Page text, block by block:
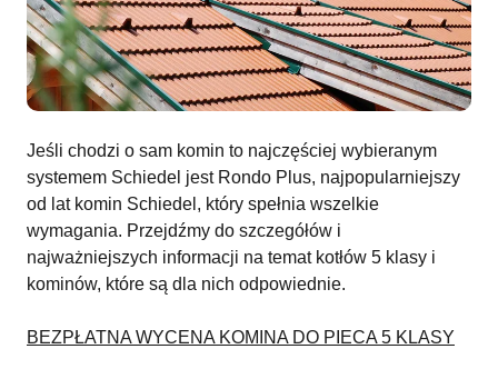
Jeśli chodzi o sam komin to najczęściej wybieranym
systemem Schiedel jest Rondo Plus, najpopularniejszy
od lat komin Schiedel, który spełnia wszelkie
wymagania. Przejdźmy do szczegółów i
najważniejszych informacji na temat kotłów 5 klasy i
kominów, które są dla nich odpowiednie.
BEZPŁATNA WYCENA KOMINA DO PIECA 5 KLASY